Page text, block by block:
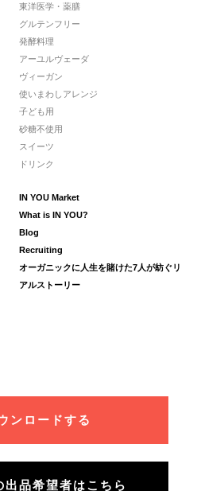
東洋医学・薬膳
グルテンフリー
発酵料理
アーユルヴェーダ
ヴィーガン
使いまわしアレンジ
子ども用
砂糖不使用
スイーツ
ドリンク
IN YOU Market
What is IN YOU?
Blog
Recruiting
オーガニックに人生を賭けた7人が紡ぐリ
アルストーリー
ンロードする
品希望者はこちら